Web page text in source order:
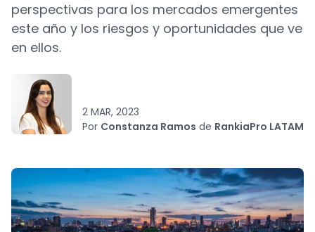
perspectivas para los mercados emergentes
este año y los riesgos y oportunidades que ve
en ellos.
2 MAR, 2023
Por Constanza Ramos de RankiaPro LATAM